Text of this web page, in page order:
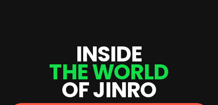
INSIDE
THEWORLD
OFJINRO